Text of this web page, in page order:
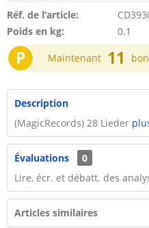
Réf. de l’article:
Poids en kg:
0.1
P Maintenant 11
Description
(MagicRecords) 28 Lieder
Évaluations
0
Lire, écr. et débatt. des
Articles similaires